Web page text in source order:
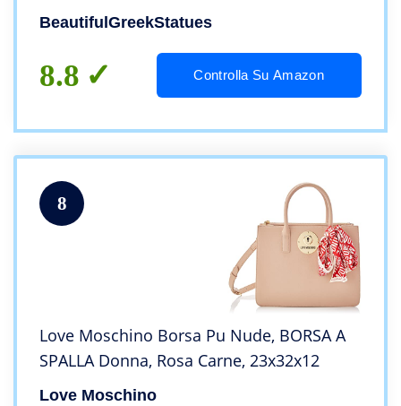
BeautifulGreekStatues
8.8 Controlla Su Amazon
8
Love Moschino Borsa Pu Nude, BORSA A
SPALLA Donna, Rosa Carne, 23x32x12
Love Moschino